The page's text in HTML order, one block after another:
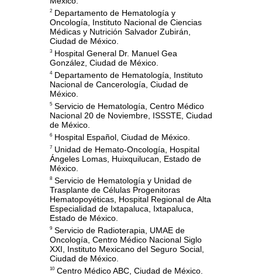
2 Departamento de Hematología y
Oncología, Instituto Nacional de Ciencias
Médicas y Nutrición Salvador Zubirán,
Ciudad de México.
3 Hospital General Dr. Manuel Gea
González, Ciudad de México.
4Departamento de Hematología, Instituto
Nacional de Cancerología, Ciudad de
México.
5 Servicio de Hematología, Centro Médico
Nacional 20 de Noviembre, ISSSTE, Ciudad
de México.
6 Hospital Español, Ciudad de México.
7 Unidad de Hemato-Oncología, Hospital
Ángeles Lomas, Huixquilucan, Estado de
México.
8 Servicio de Hematología y Unidad de
Trasplante de Células Progenitoras
Hematopoyéticas, Hospital Regional de Alta
Especialidad de Ixtapaluca, Ixtapaluca,
Estado de México.
9 Servicio de Radioterapia, UMAE de
Oncología, Centro Médico Nacional Siglo
XXI, Instituto Mexicano del Seguro Social,
Ciudad de México.
10Centro Médico ABC, Ciudad de México.